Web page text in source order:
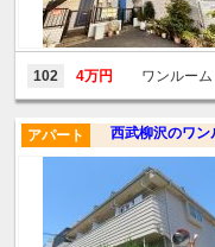
102 4万円 ワンルーム
西武柳沢のワン
アパート